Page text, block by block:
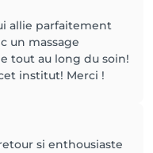
allie parfaitement
un massage
tout au long du soin!
institut! Merci !
si enthousiaste